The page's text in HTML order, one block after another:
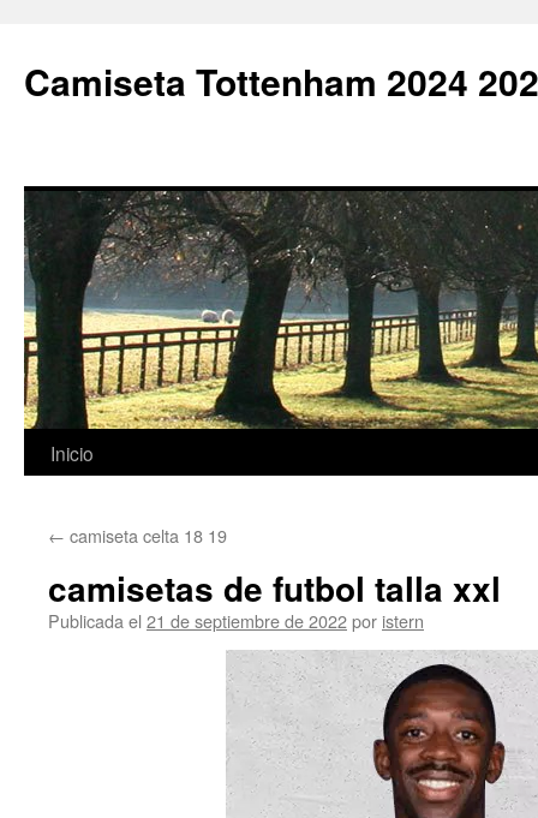
Camiseta Tottenham 2024
Saltar
contenido
Inicio
← camiseta celta 18 19
camisetas de futbol talla xxl
Publicada el 21 de septiembre de 2022por istern